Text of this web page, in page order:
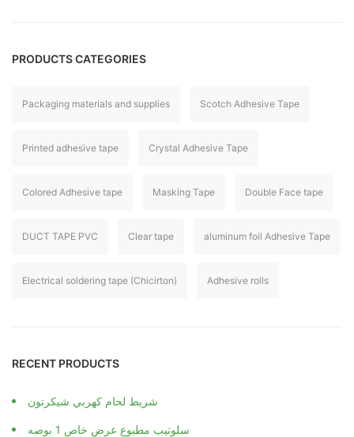
PRODUCTS CATEGORIES
Packaging materials and supplies Scotch Adhesive Tape
Printed adhesive tape Crystal Adhesive Tape
Colored Adhesive tape Masking Tape Double Face tape
DUCT TAPE PVC Clear tape aluminum foil Adhesive Tape
Electrical soldering tape (Chicirton) Adhesive rolls
RECENT PRODUCTS
شريط لحام كهربي شيكرتون
سلوتيب مطبوع عرض خاص 1 بوصه